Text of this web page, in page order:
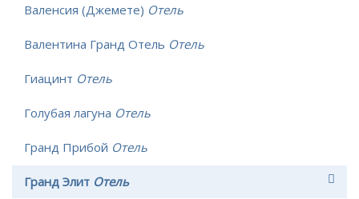
Валенсия (Джемете) Отель
Валентина Гранд Отель Отель
Гиацинт Отель
Голубая лагуна Отель
Гранд Прибой Отель
Гранд Элит Отель